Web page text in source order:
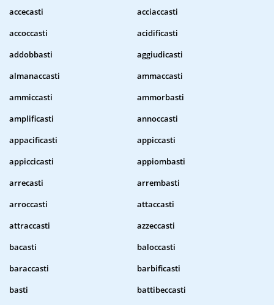
accecasti
acciaccasti
accoccasti
acidificasti
addobbasti
aggiudicasti
almanaccasti
ammaccasti
ammiccasti
ammorbasti
amplificasti
annoccasti
appacificasti
appiccasti
appiccicasti
appiombasti
arrecasti
arrembasti
arroccasti
attaccasti
attraccasti
azzeccasti
bacasti
baloccasti
baraccasti
barbificasti
basti
battibeccasti